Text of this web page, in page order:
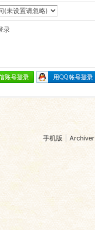
录
手机版 Archiver